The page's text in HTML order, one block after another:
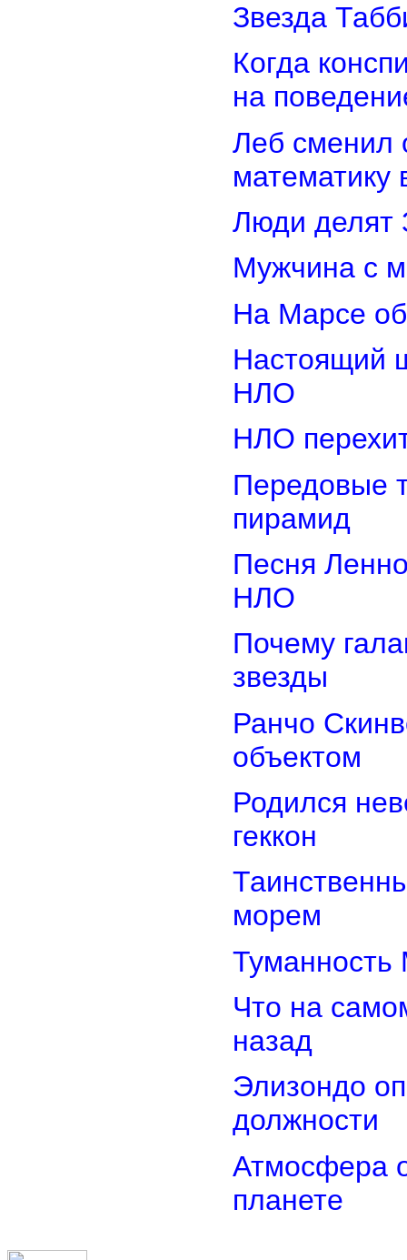
Звезда
Когда
на
Леб сменил
математику
Люди делят
Мужчина с
На Марсе
Настоящий
НЛО
НЛО
Передовые
пирамид
Песня
НЛО
Почему
звезды
Ранчо
объектом
Родился
геккон
морем
Туманность
Что на
назад
Элизондо
должности
Атмосфера
планете